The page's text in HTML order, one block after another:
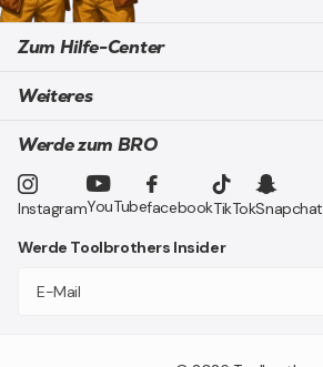
Zum Hilfe-Center
Weiteres
Werde zum BRO
InstagramYouTubefacebookTikTokSnapchat
Werde Toolbrothers Insider